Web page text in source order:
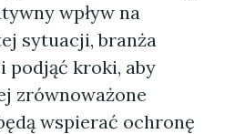
wpływ na
sytuacji, branża
podjąć kroki, aby
zrównoważone
wspierać ochronę